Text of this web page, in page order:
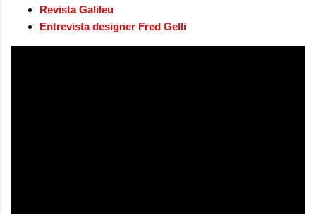
Revista Galileu
Entrevista designer Fred Gelli